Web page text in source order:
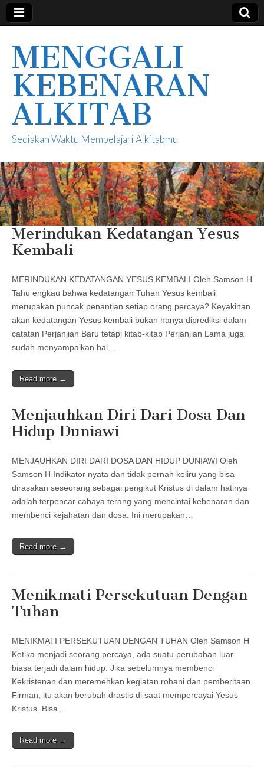
MENGGALI
KEBENARAN
ALKITAB
Sediakan Waktu Mempelajari Alkitabmu
Merindukan Kedatangan Yesus
Kembali
MERINDUKAN KEDATANGAN YESUS KEMBALI Oleh Samson H
Tahu engkau bahwa kedatangan Tuhan Yesus kembali
merupakan puncak penantian setiap orang percaya? Keyakinan
akan kedatangan Yesus kembali bukan hanya diprediksi dalam
catatan Perjanjian Baru tetapi kitab-kitab Perjanjian Lama juga
sudah menyampaikan hal…
Read more →
Menjauhkan Diri Dari Dosa Dan
Hidup Duniawi
MENJAUHKAN DIRI DARI DOSA DAN HIDUP DUNIAWI Oleh
Samson H Indikator nyata dan tidak pernah keliru yang bisa
dirasakan seseorang sebagai pengikut Kristus di dalam hatinya
adalah terpencar cahaya terang yang mencintai kebenaran dan
membenci kejahatan dan dosa. Ini merupakan…
Read more →
Menikmati Persekutuan Dengan
Tuhan
MENIKMATI PERSEKUTUAN DENGAN TUHAN Oleh Samson H
Ketika menjadi seorang percaya, ada suatu perubahan luar
biasa terjadi dalam hidup. Jika sebelumnya membenci
Kekristenan dan meremehkan kegiatan rohani dan pemberitaan
Firman, itu akan berubah drastis di saat mempercayai Yesus
Kristus. Bisa…
Read more →